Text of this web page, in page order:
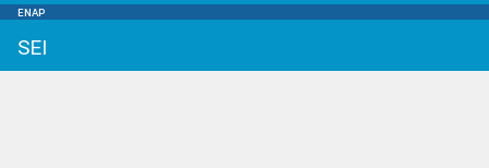
ENAP
SEI